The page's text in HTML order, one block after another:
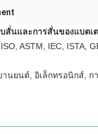
สั่นและการสั่นของแบตเ
ASTM, IEC, ISTA,
านยนต์, อิเล็กทรอนิกส์, ก